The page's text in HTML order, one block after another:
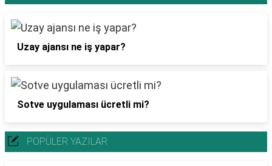
Uzay ajansı ne iş yapar?
Sotve uygulaması ücretli mi?
POPÜLER YAZILAR